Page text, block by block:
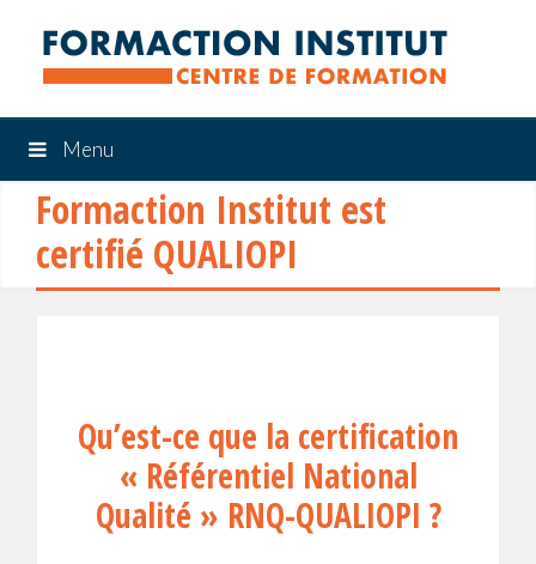
Menu
Formaction Institut est
certifié QUALIOPI
Qu’est-ce que la certification
« Référentiel National
Qualité » RNQ-QUALIOPI ?